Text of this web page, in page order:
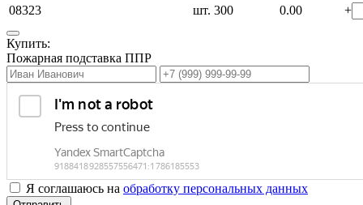
08323
шт. 300 0.00 +
Купить:
Пожарная подставка ППР
Я соглашаюсь на обработку персональных данных